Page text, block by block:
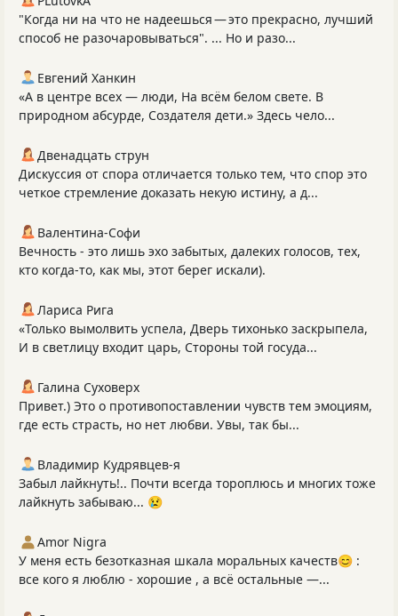
"Когда ни на что не надеешься — это прекрасно, лучший
способ не разочаровываться". ... Но и разо...
Евгений Ханкин
«А в центре всех — люди, На всём белом свете. В
природном абсурде, Создателя дети.» Здесь чело...
Двенадцать струн
Дискуссия от спора отличается только тем, что спор это
четкое стремление доказать некую истину, а д...
Валентина-Софи
Вечность - это лишь эхо забытых, далеких голосов, тех,
кто когда-то, как мы, этот берег искали).
Лариса Рига
«Только вымолвить успела, Дверь тихонько заскрыпела,
И в светлицу входит царь, Стороны той госуда...
Галина Суховерх
Привет.) Это о противопоставлении чувств тем эмоциям,
где есть страсть, но нет любви. Увы, так бы...
Владимир Кудрявцев-я
Забыл лайкнуть!.. Почти всегда тороплюсь и многих тоже
лайкнуть забываю... 😢
Amor Nigra
У меня есть безотказная шкала моральных качеств😊 :
все кого я люблю - хорошие , а всё остальные —...